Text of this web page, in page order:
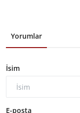
Yorumlar
İsim
E-posta